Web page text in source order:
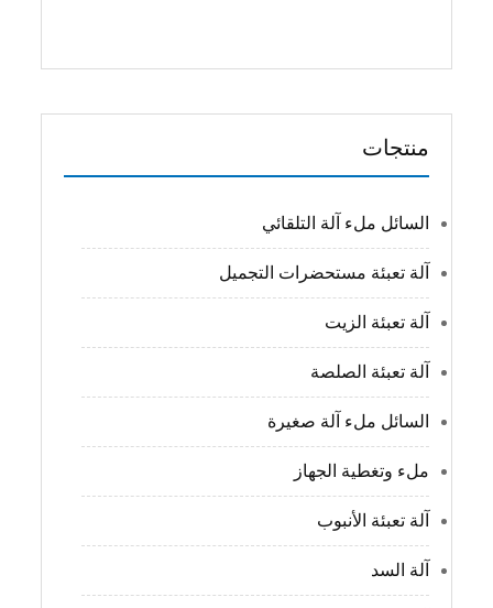
منتجات
السائل ملء آلة التلقائي
آلة تعبئة مستحضرات التجميل
آلة تعبئة الزيت
آلة تعبئة الصلصة
السائل ملء آلة صغيرة
ملء وتغطية الجهاز
آلة تعبئة الأنبوب
آلة السد